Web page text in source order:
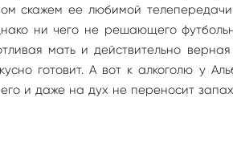
скажем ее любимой
ни чего не решающего
мать и действительно
готовит. А вот к алкоголю у
и даже на дух не переносит